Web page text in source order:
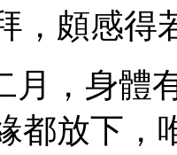
，頗感得
月，身體
都放下，